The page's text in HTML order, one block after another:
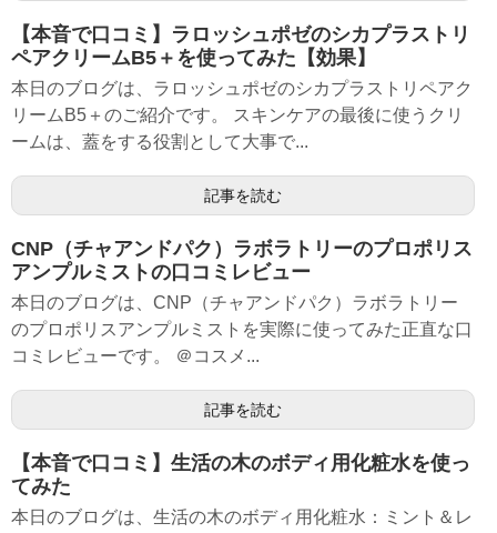
【本音で口コミ】ラロッシュポゼのシカプラストリ
ペアクリームB5＋を使ってみた【効果】
本日のブログは、ラロッシュポゼのシカプラストリペアク
リームB5＋のご紹介です。 スキンケアの最後に使うクリ
ームは、蓋をする役割として大事で...
記事を読む
CNP（チャアンドパク）ラボラトリーのプロポリス
アンプルミストの口コミレビュー
本日のブログは、CNP（チャアンドパク）ラボラトリー
のプロポリスアンプルミストを実際に使ってみた正直な口
コミレビューです。 ＠コスメ...
記事を読む
【本音で口コミ】生活の木のボディ用化粧水を使っ
てみた
本日のブログは、生活の木のボディ用化粧水：ミント＆レ